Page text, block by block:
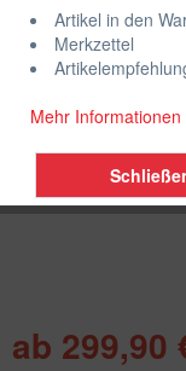
ab 299,90
Artikel in den
Merkzettel
Mehr Informationen